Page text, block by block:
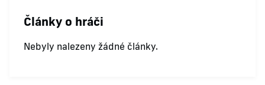
Články o hráči
Nebyly nalezeny žádné články.